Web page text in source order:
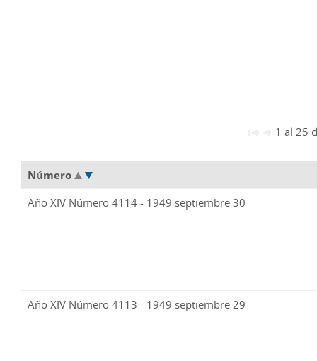
1 al 25
Número
Año XIV Número 4114 - 1949 septiembre 30
Año XIV Número 4113 - 1949 septiembre 29